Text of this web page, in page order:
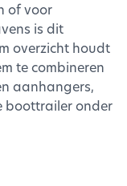
of voor
is dit
overzicht houdt
te combineren
aanhangers,
boottrailer onder